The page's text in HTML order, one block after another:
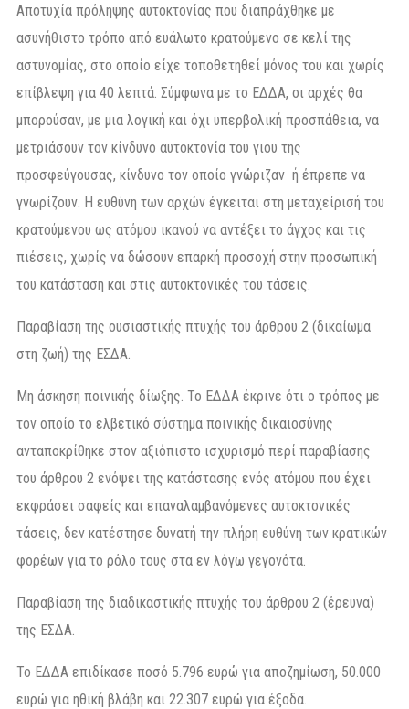
Αποτυχία πρόληψης αυτοκτονίας που διαπράχθηκε με
ασυνήθιστο τρόπο από ευάλωτο κρατούμενο σε κελί της
αστυνομίας, στο οποίο είχε τοποθετηθεί μόνος του και χωρίς
επίβλεψη για 40 λεπτά. Σύμφωνα με το ΕΔΔΑ, οι αρχές θα
μπορούσαν, με μια λογική και όχι υπερβολική προσπάθεια, να
μετριάσουν τον κίνδυνο αυτοκτονία του γιου της
προσφεύγουσας, κίνδυνο τον οποίο γνώριζαν ή έπρεπε να
γνωρίζουν. Η ευθύνη των αρχών έγκειται στη μεταχείρισή του
κρατούμενου ως ατόμου ικανού να αντέξει το άγχος και τις
πιέσεις, χωρίς να δώσουν επαρκή προσοχή στην προσωπική
του κατάσταση και στις αυτοκτονικές του τάσεις.
Παραβίαση της ουσιαστικής πτυχής του άρθρου 2 (δικαίωμα
στη ζωή) της ΕΣΔΑ.
Μη άσκηση ποινικής δίωξης. Το ΕΔΔΑ έκρινε ότι ο τρόπος με
τον οποίο το ελβετικό σύστημα ποινικής δικαιοσύνης
ανταποκρίθηκε στον αξιόπιστο ισχυρισμό περί παραβίασης
του άρθρου 2 ενόψει της κατάστασης ενός ατόμου που έχει
εκφράσει σαφείς και επαναλαμβανόμενες αυτοκτονικές
τάσεις, δεν κατέστησε δυνατή την πλήρη ευθύνη των κρατικών
φορέων για το ρόλο τους στα εν λόγω γεγονότα.
Παραβίαση της διαδικαστικής πτυχής του άρθρου 2 (έρευνα)
της ΕΣΔΑ.
Το ΕΔΔΑ επιδίκασε ποσό 5.796 ευρώ για αποζημίωση, 50.000
ευρώ για ηθική βλάβη και 22.307 ευρώ για έξοδα.